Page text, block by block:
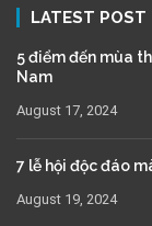
LATEST POST
5 điểm đến mùa
Nam
August 17, 2024
7 lễ hội độc đáo
August 19, 2024